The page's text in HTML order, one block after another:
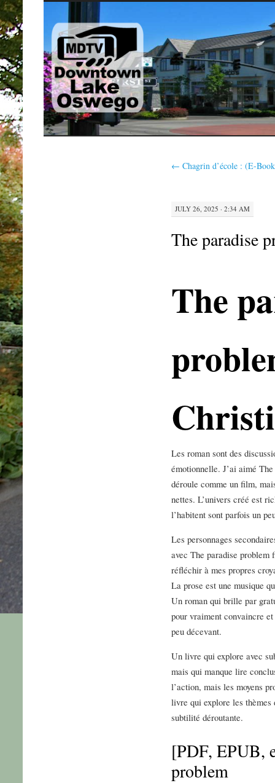
SKIP
TO
CONTENT
← Chagrin d’école : (E-
JULY 26, 2025 · 2:34 AM
The paradise
The
Les roman sont des
émotionnelle. J’ai aimé
déroule comme un film,
nettes. L’univers créé est
l’habitent sont parfois un
Les personnages
avec The paradise
réfléchir à mes propres
La prose est une musique
Un roman qui brille par
pour vraiment convaincre
peu décevant.
Un livre qui explore avec
mais qui manque lire
l’action, mais les moyens
livre qui explore les thèmes
subtilité déroutante.
[PDF, EPUB,
problem